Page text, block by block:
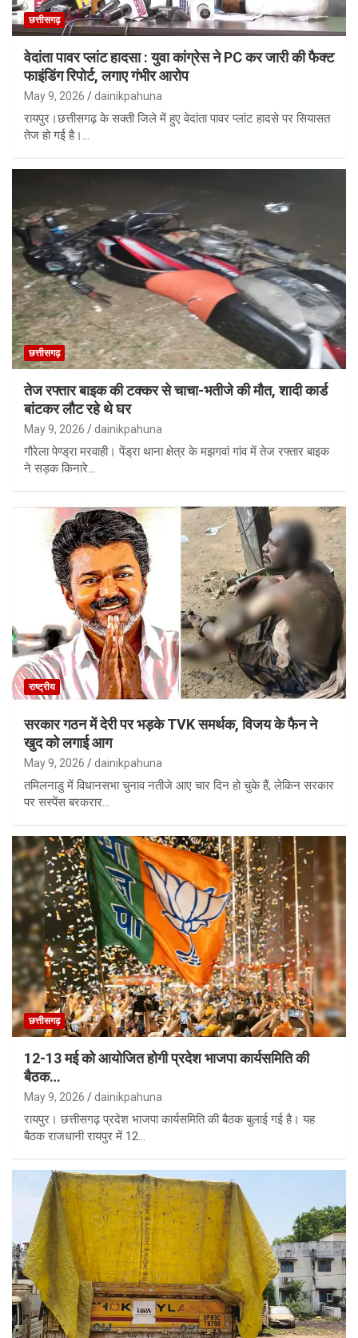
छत्तीसगढ़
वेदांता पावर प्लांट हादसा : युवा कांग्रेस ने PC कर जारी की फैक्ट
फाइंडिंग रिपोर्ट, लगाए गंभीर आरोप
May 9, 2026 dainikpahuna
रायपुर।छत्तीसगढ़ के सक्ती जिले में हुए वेदांता पावर प्लांट हादसे पर सियासत
तेज हो गई है।…
छत्तीसगढ़
तेज रफ्तार बाइक की टक्कर से चाचा-भतीजे की मौत, शादी कार्ड
बांटकर लौट रहे थे घर
May 9, 2026 dainikpahuna
गौरेला पेण्ड्रा मरवाही। पेंड्रा थाना क्षेत्र के मझगवां गांव में तेज रफ्तार बाइक
ने सड़क किनारे…
राष्ट्रीय
सरकार गठन में देरी पर भड़के TVK समर्थक, विजय के फैन ने
खुद को लगाई आग
May 9, 2026 dainikpahuna
तमिलनाडु में विधानसभा चुनाव नतीजे आए चार दिन हो चुके हैं, लेकिन सरकार
पर सस्पेंस बरकरार…
छत्तीसगढ़
12-13 मई को आयोजित होगी प्रदेश भाजपा कार्यसमिति की
बैठक…
May 9, 2026 dainikpahuna
रायपुर। छत्तीसगढ़ प्रदेश भाजपा कार्यसमिति की बैठक बुलाई गई है। यह
बैठक राजधानी रायपुर में 12…